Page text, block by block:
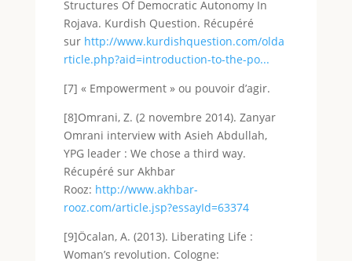
Structures Of Democratic Autonomy In
Rojava. Kurdish Question. Récupéré
sur http://www.kurdishquestion.com/olda
rticle.php?aid=introduction-to-the-po...
[7] « Empowerment » ou pouvoir d’agir.
[8]Omrani, Z. (2 novembre 2014). Zanyar
Omrani interview with Asieh Abdullah,
YPG leader : We chose a third way.
Récupéré sur Akhbar
Rooz: http://www.akhbar-
rooz.com/article.jsp?essayId=63374
[9]Öcalan, A. (2013). Liberating Life :
Woman’s revolution. Cologne: